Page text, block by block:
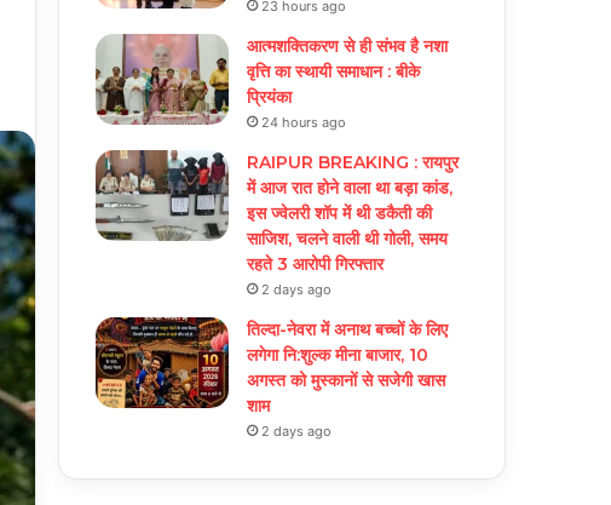
23 hours ago
आत्मशक्तिकरण से ही संभव है नशा
वृत्ति का स्थायी समाधान : बीके
प्रियंका
24 hours ago
RAIPUR BREAKING : रायपुर
में आज रात होने वाला था बड़ा कांड,
इस ज्वेलरी शॉप में थी डकैती की
साजिश, चलने वाली थी गोली, समय
रहते 3 आरोपी गिरफ्तार
2 days ago
तिल्दा-नेवरा में अनाथ बच्चों के लिए
लगेगा नि:शुल्क मीना बाजार, 10
अगस्त को मुस्कानों से सजेगी खास
शाम
2 days ago